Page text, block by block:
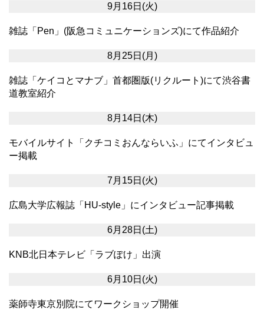
9月16日(火)
雑誌「Pen」(阪急コミュニケーションズ)にて作品紹介
8月25日(月)
雑誌「ケイコとマナブ」首都圏版(リクルート)にて渋谷書
道教室紹介
8月14日(木)
モバイルサイト「クチコミおんならいふ」にてインタビュ
ー掲載
7月15日(火)
広島大学広報誌「HU-style」にインタビュー記事掲載
6月28日(土)
KNB北日本テレビ「ラブぽけ」出演
6月10日(火)
薬師寺東京別院にてワークショップ開催